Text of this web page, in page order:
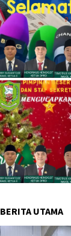
BERITA UTAMA